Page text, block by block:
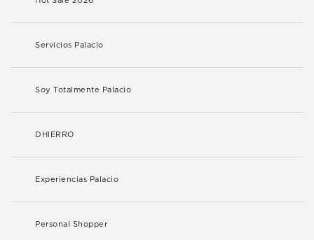
Servicios Palacio
Soy Totalmente Palacio
DHIERRO
Experiencias Palacio
Personal Shopper